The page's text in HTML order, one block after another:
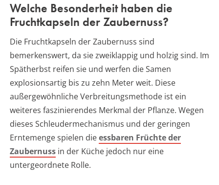
Welche Besonderheit haben die
Fruchtkapseln der Zaubernuss?
Die Fruchtkapseln der Zaubernuss sind
bemerkenswert, da sie zweiklappig und holzig sind. Im
Spätherbst reifen sie und werfen die Samen
explosionsartig bis zu zehn Meter weit. Diese
außergewöhnliche Verbreitungsmethode ist ein
weiteres faszinierendes Merkmal der Pflanze. Wegen
dieses Schleudermechanismus und der geringen
Erntemenge spielen dieessbaren Früchte der
Zaubernuss in der Küche jedoch nur eine
untergeordnete Rolle.